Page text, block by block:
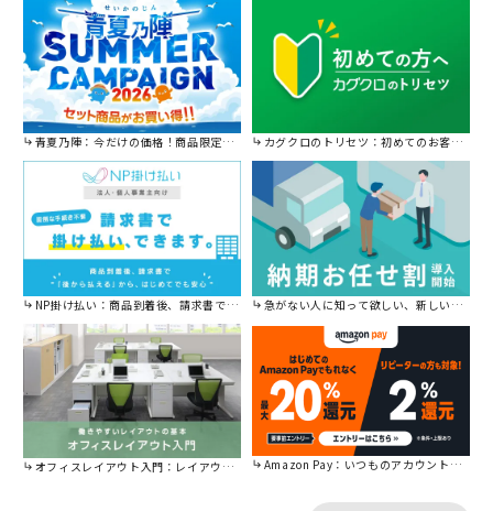
青夏乃陣：今だけの価格！商品限定セール開催中です。 カグクロのトリセツ：初めてのお客様はこちら。
NP掛け払い：商品到着後、請求書で後から払えます。 急がない人に知って欲しい、新しい割引を始めました。
オフィスレイアウト入門：レイアウトの基本をご紹介。 Amazon Pay：いつものアカウントで簡単に決済可能。